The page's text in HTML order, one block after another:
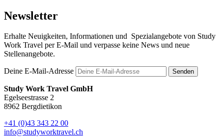
Newsletter
Erhalte Neuigkeiten, Informationen und Spezialangebote von Study
Work Travel per E-Mail und verpasse keine News und neue
Stellenangebote.
Deine E-Mail-Adresse Senden
Study Work Travel GmbH
Egelseestrasse 2
8962 Bergdietikon
+41 (0)43 343 22 00
info@studyworktravel.ch